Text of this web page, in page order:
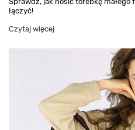
łączyć!
Czytaj więcej